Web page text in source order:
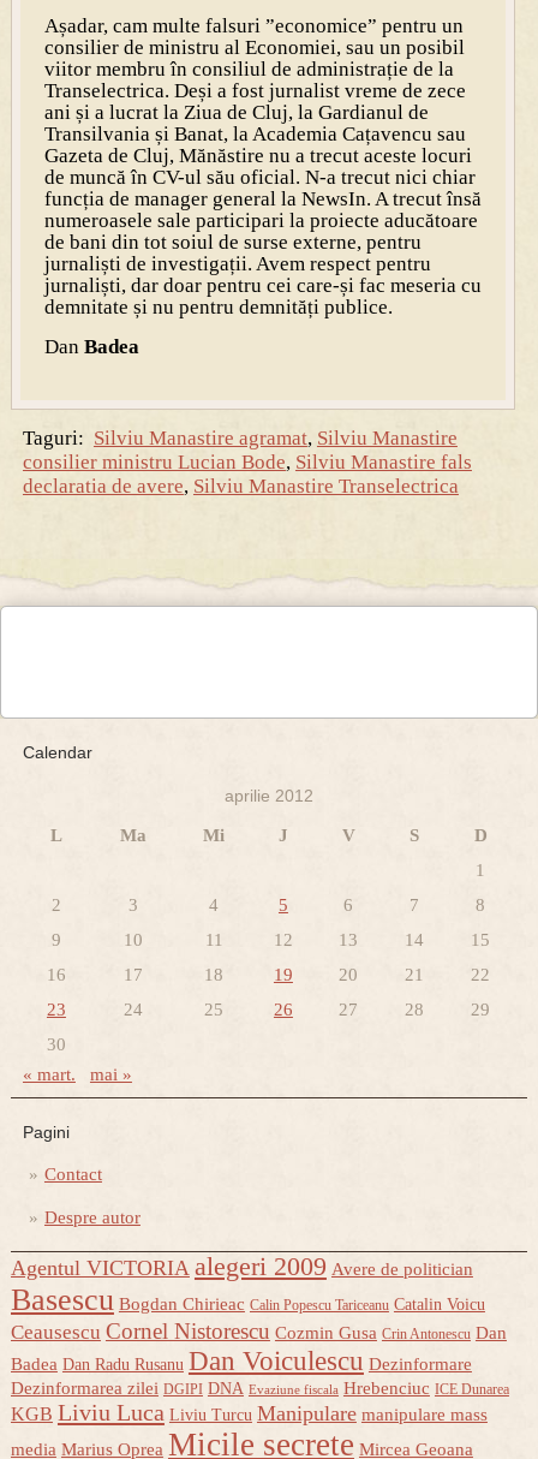
Așadar, cam multe falsuri ”economice” pentru un
consilier de ministru al Economiei, sau un posibil
viitor membru în consiliul de administrație de la
Transelectrica. Deși a fost jurnalist vreme de zece
ani și a lucrat la Ziua de Cluj, la Gardianul de
Transilvania și Banat, la Academia Cațavencu sau
Gazeta de Cluj, Mănăstire nu a trecut aceste locuri
de muncă în CV-ul său oficial. N-a trecut nici chiar
funcția de manager general la NewsIn. A trecut însă
numeroasele sale participari la proiecte aducătoare
de bani din tot soiul de surse externe, pentru
jurnaliști de investigații. Avem respect pentru
jurnaliști, dar doar pentru cei care-și fac meseria cu
demnitate și nu pentru demnități publice.
Dan Badea
Taguri: Silviu Manastire agramat, Silviu Manastire
consilier ministru Lucian Bode, Silviu Manastire fals
declaratia de avere, Silviu Manastire Transelectrica
Calendar
aprilie 2012
L Ma Mi J V S
D
1
2
3 4 5 6 7
8
9
10 11 12 13 14
15
16
17 18 19 20 21
22
23
24 25 26 27 28
29
30
« mart. mai »
Pagini
Contact
Despre autor
Agentul VICTORIA alegeri 2009 Avere de politician
Basescu Bogdan Chirieac Calin Popescu Tariceanu Catalin Voicu
Ceausescu Cornel Nistorescu Cozmin Gusa Crin Antonescu Dan
Badea Dan Radu Rusanu Dan Voiculescu Dezinformare
Dezinformarea zilei DGIPI DNA Evaziune fiscala Hrebenciuc ICE Dunarea
KGB Liviu Luca Liviu Turcu Manipulare manipulare mass
media Marius Oprea Micile secrete Mircea Geoana